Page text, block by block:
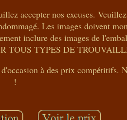
accepter nos excuses.
Les images doivent
inclure des images de
TOUS TYPES DE
à des prix compétitifs.
!